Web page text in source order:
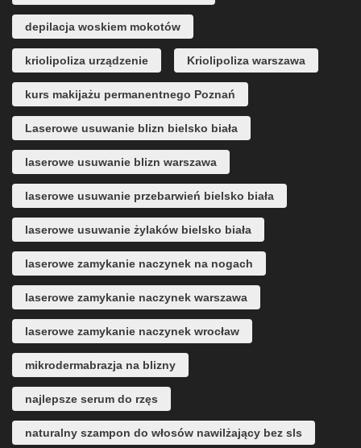
depilacja woskiem mokotów
kriolipoliza urządzenie Kriolipoliza warszawa
kurs makijażu permanentnego Poznań
Laserowe usuwanie blizn bielsko biała
laserowe usuwanie blizn warszawa
laserowe usuwanie przebarwień bielsko biała
laserowe usuwanie żylaków bielsko biała
laserowe zamykanie naczynek na nogach
laserowe zamykanie naczynek warszawa
laserowe zamykanie naczynek wrocław
mikrodermabrazja na blizny
najlepsze serum do rzęs
naturalny szampon do włosów nawilżający bez sls